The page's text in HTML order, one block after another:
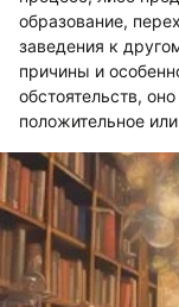
образование,
заведения к
причины и
обстоятельств,
положительное